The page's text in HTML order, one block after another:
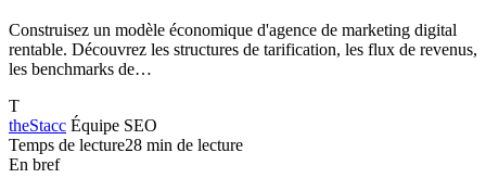
Construisez un modèle économique d'agence de marketing digital
rentable. Découvrez les structures de tarification, les flux de revenus,
les benchmarks de…
T
theStacc Équipe SEO
Temps de lecture28 min de lecture
En bref